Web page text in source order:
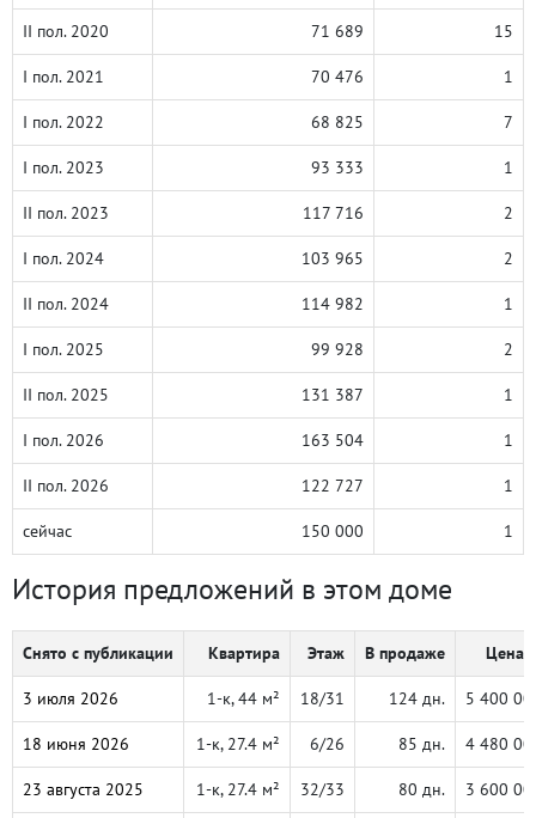
II пол. 2020 71 689 15
I пол. 2021 70 476 1
I пол. 2022 68 825 7
I пол. 2023 93 333 1
II пол. 2023 117 716 2
I пол. 2024 103 965 2
II пол. 2024 114 982 1
I пол. 2025 99 928 2
II пол. 2025 131 387 1
I пол. 2026 163 504 1
II пол. 2026 122 727 1
сейчас 150 000 1
История предложений в этом доме
Снято с публикации Квартира Этаж В продаже Цена,
3 июля 2026 1-к, 44 м² 18/31 124 дн. 5 400
18 июня 2026 1-к, 27.4 м² 6/26 85 дн. 4 480
23 августа 2025 1-к, 27.4 м² 32/33 80 дн. 3 600